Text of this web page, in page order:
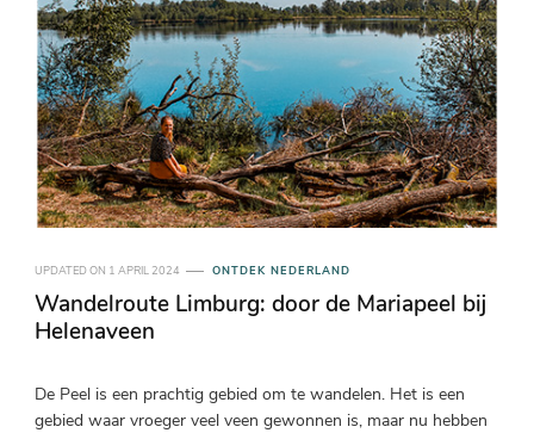
UPDATED ON 1 APRIL 2024 ONTDEK NEDERLAND
Wandelroute Limburg: door de Mariapeel bij
Helenaveen
De Peel is een prachtig gebied om te wandelen. Het is een
gebied waar vroeger veel veen gewonnen is, maar nu hebben